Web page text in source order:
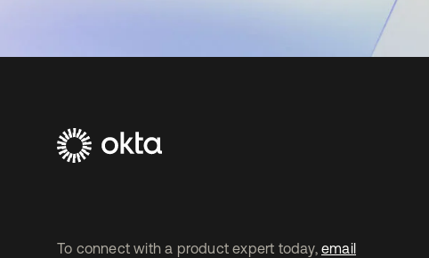
To connect with a product expert today, email